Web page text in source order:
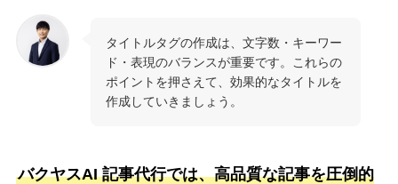
タイトルタグの作成は、文字数・キーワー
ド・表現のバランスが重要です。これらの
ポイントを押さえて、効果的なタイトルを
作成していきましょう。
バクヤスAI 記事代行では、高品質な記事を圧倒的